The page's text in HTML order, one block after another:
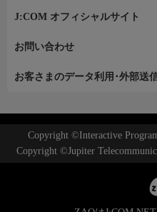
J:COM オフィシャルサイト
お問い合わせ
お客さまのデータ利用･外部送
Copyright ©Interactive
Copyright ©Jupiter